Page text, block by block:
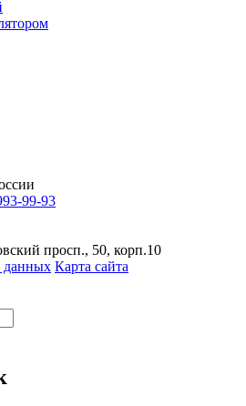
99-93
просп., 50, корп.10
данных Карта сайта